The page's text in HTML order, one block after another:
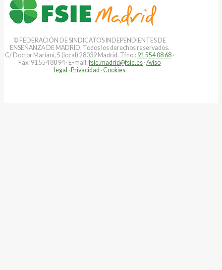
© FEDERACIÓN DE SINDICATOS INDEPENDIENTES DE
ENSEÑANZA DE MADRID. Todos los derechos reservados.
C/ Doctor Mariani, 5 (local) 28039 Madrid. Tfno.: 91 554 08 68 ·
Fax: 91 554 88 94 · E-mail:fsie.madrid@fsie.es ·Aviso
legal ·Privacidad · Cookies